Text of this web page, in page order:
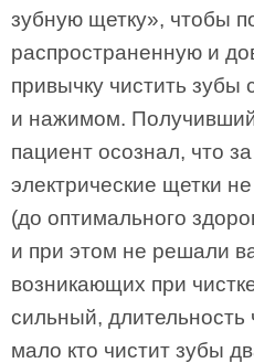
зубную щетку», чтобы
распространенную и
привычку чистить
и нажимом.
пациент осознал, что
электрические щетки
(до оптимального
и при этом не решали
возникающих при
сильный, длительность
мало кто чистит зубы